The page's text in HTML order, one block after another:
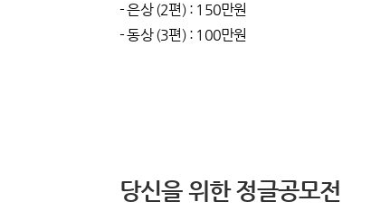
- 은상 (2편) : 150만원
- 동상 (3편) : 100만원
당신을 위한 정글공모전